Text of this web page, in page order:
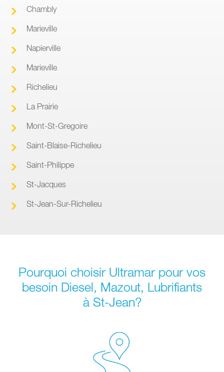
Chambly
Marieville
Napierville
Marieville
Richelieu
La Prairie
Mont-St-Gregoire
Saint-Blaise-Richelieu
Saint-Philippe
St-Jacques
St-Jean-Sur-Richelieu
Pourquoi choisir Ultramar pour vos
besoin Diesel, Mazout, Lubrifiants
à St-Jean?